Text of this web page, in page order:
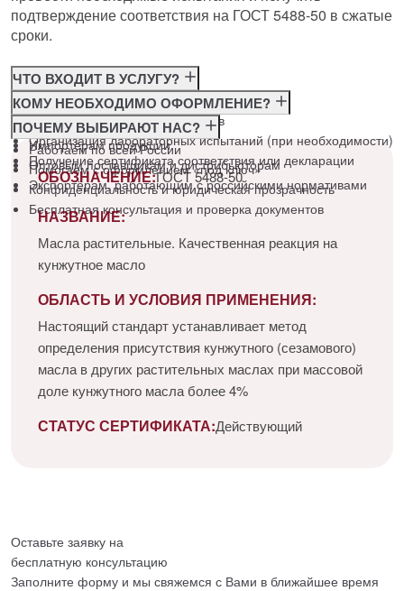
подтверждение соответствия на ГОСТ 5488-50 в сжатые
сроки.
ЧТО ВХОДИТ В УСЛУГУ?
Консультация по требованиям ГОСТ
Подготовка и подача документов
Организация лабораторных испытаний (при необходимости)
Получение сертификата соответствия или декларации
КОМУ НЕОБХОДИМО ОФОРМЛЕНИЕ?
Производителям
Импортёрам продукции
Оптовым поставщикам и дистрибьюторам
Экспортёрам, работающим с российскими нормативами
ПОЧЕМУ ВЫБИРАЮТ НАС?
Работаем по всей России
Помогаем с оформлением «под ключ»
Конфиденциальность и юридическая прозрачность
Бесплатная консультация и проверка документов
ОБОЗНАЧЕНИЕ:ГОСТ 5488-50
НАЗВАНИЕ:
Масла растительные. Качественная реакция на
кунжутное масло
ОБЛАСТЬ И УСЛОВИЯ ПРИМЕНЕНИЯ:
Настоящий стандарт устанавливает метод
определения присутствия кунжутного (сезамового)
масла в других растительных маслах при массовой
доле кунжутного масла более 4%
СТАТУС СЕРТИФИКАТА:Действующий
Оставьте заявку на
бесплатную консультацию
Заполните форму и мы свяжемся с Вами в ближайшее время